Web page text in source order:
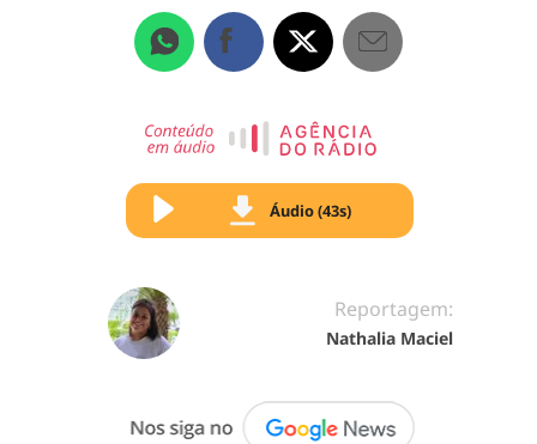
Áudio (43s)
Reportagem:
Nathalia Maciel